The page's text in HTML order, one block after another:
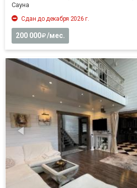
Cауна
Сдан до декабря 2026 г.
200 000 /мес.